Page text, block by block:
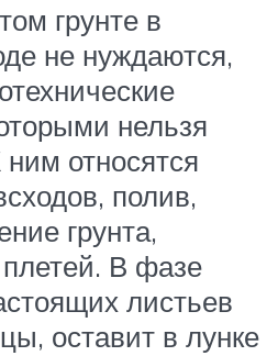
грунте в
не нуждаются,
нельзя
ним относятся
полив,
грунта,
В фазе
листьев
оставит в лунке